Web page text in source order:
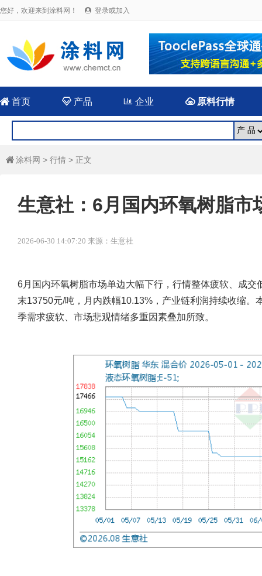
您好，欢迎来到涂料网！  登录或加入
 首页 产品  企业 原料行情
 涂料网 > 行情 > 正文
生意社：6月国内环氧树脂市
2026-06-30 14:07:20 来源：生意社
6月国内环氧树脂市场单边大幅下行，行情整体疲软、成
末13750元/吨，月内跌幅10.13%，产业链利润持续收缩。
季需求疲软、市场悲观情绪多重因素叠加所致。